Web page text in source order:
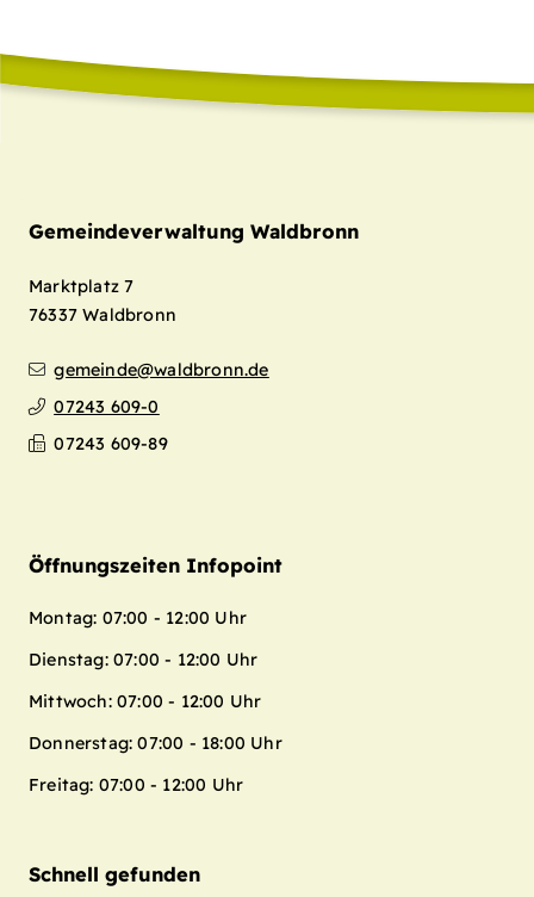
Gemeindeverwaltung Waldbronn
Marktplatz 7
76337 Waldbronn
gemeinde@waldbronn.de
07243 609-0
07243 609-89
Öffnungszeiten Infopoint
Montag: 07:00 - 12:00 Uhr
Dienstag: 07:00 - 12:00 Uhr
Mittwoch: 07:00 - 12:00 Uhr
Donnerstag: 07:00 - 18:00 Uhr
Freitag: 07:00 - 12:00 Uhr
Schnell gefunden